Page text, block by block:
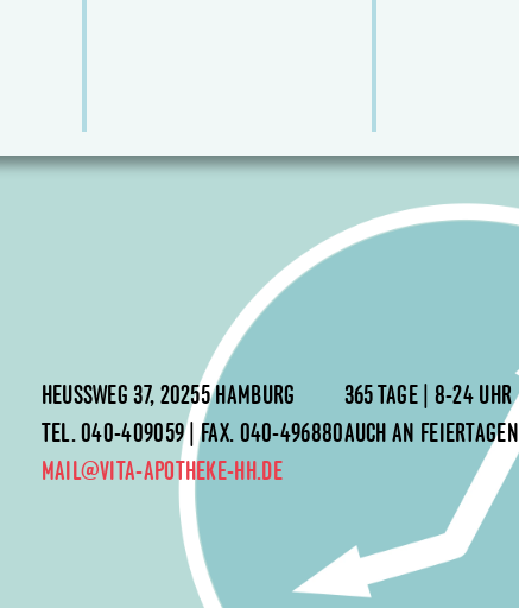
HEUSSWEG 37, 20255 HAMBURG
TEL. 040-409059 | FAX. 040-496880
MAIL@VITA-APOTHEKE-HH.DE
365 TAGE | 8-24 UHR
AUCH AN FEIERTAGEN